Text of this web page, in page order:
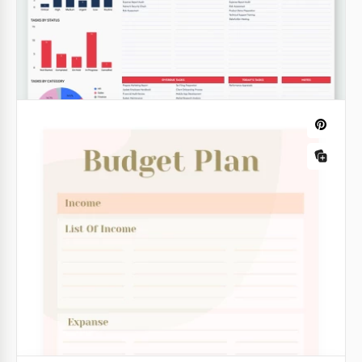
Budget Marketing Mensuel gratuitement et gérez
cette tâche facilement !
Google Sheets